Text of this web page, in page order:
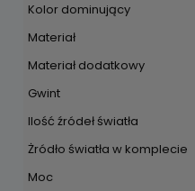
Kolor dominujący
Materiał
Materiał dodatkowy
Gwint
Ilość źródeł światła
Żródło światła w komplecie
Moc